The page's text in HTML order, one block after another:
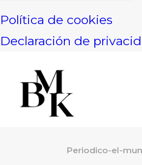
Política de cookies
Declaración de
Periodico-el-